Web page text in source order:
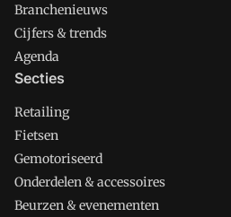
Branchenieuws
Cijfers & trends
Agenda
Secties
Retailing
Fietsen
Gemotoriseerd
Onderdelen & accessoires
Beurzen & evenementen